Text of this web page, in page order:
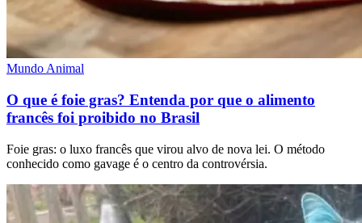
Mundo Animal
O que é foie gras? Entenda por que o alimento
francês foi proibido no Brasil
Foie gras: o luxo francês que virou alvo de nova lei. O método
conhecido como gavage é o centro da controvérsia.